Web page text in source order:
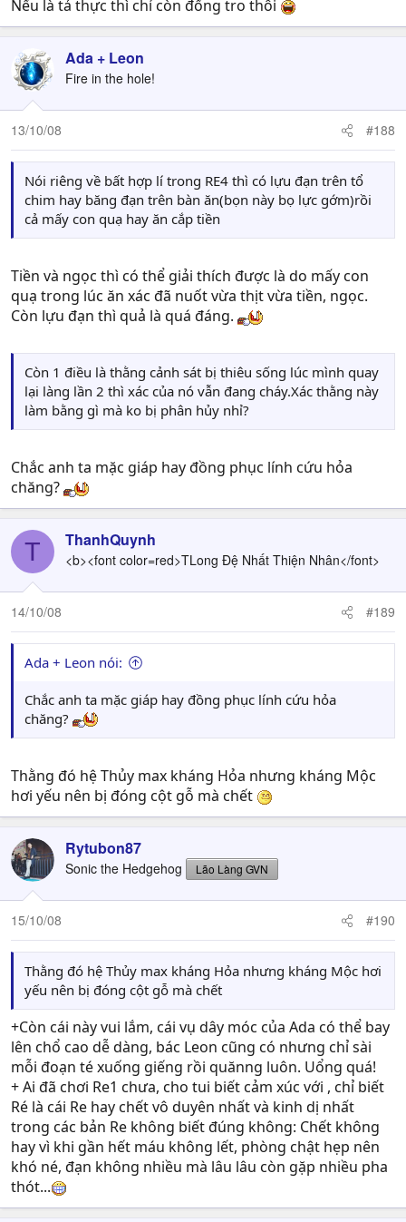
Nếu là tả thực thì chỉ còn đống tro thôi
Ada + Leon
Fire in the hole!
13/10/08 #188
Nói riêng về bất hợp lí trong RE4 thì có lựu đạn trên tổ
chim hay băng đạn trên bàn ăn(bọn này bọ lực gớm)rồi
cả mấy con quạ hay ăn cắp tiền
Tiền và ngọc thì có thể giải thích được là do mấy con
quạ trong lúc ăn xác đã nuốt vừa thịt vừa tiền, ngọc.
Còn lựu đạn thì quả là quá đáng.
Còn 1 điều là thằng cảnh sát bị thiêu sống lúc mình quay
lại làng lần 2 thì xác của nó vẫn đang cháy.Xác thằng này
làm bằng gì mà ko bị phân hủy nhỉ?
Chắc anh ta mặc giáp hay đồng phục lính cứu hỏa
chăng?
T ThanhQuynh
<b><font color=red>TLong Đệ Nhất Thiện Nhân</font>
14/10/08 #189
Ada + Leon nói:
Chắc anh ta mặc giáp hay đồng phục lính cứu hỏa
chăng?
Thằng đó hệ Thủy max kháng Hỏa nhưng kháng Mộc
hơi yếu nên bị đóng cột gỗ mà chết
Rytubon87
Sonic the Hedgehog Lão Làng GVN
15/10/08 #190
Thằng đó hệ Thủy max kháng Hỏa nhưng kháng Mộc hơi
yếu nên bị đóng cột gỗ mà chết
+Còn cái này vui lắm, cái vụ dây móc của Ada có thể bay
lên chổ cao dễ dàng, bác Leon cũng có nhưng chỉ sài
mỗi đoạn té xuống giếng rồi quănng luôn. Uổng quá!
+ Ai đã chơi Re1 chưa, cho tui biết cảm xúc với , chỉ biết
Ré là cái Re hay chết vô duyên nhất và kinh dị nhất
trong các bản Re không biết đúng không: Chết không
hay vì khi gần hết máu không lết, phòng chật hẹp nên
khó né, đạn không nhiều mà lâu lâu còn gặp nhiều pha
thót...